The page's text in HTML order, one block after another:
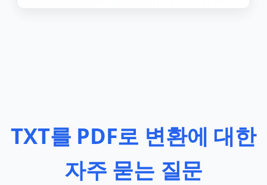
TXT를 PDF로 변환에 대한
자주 묻는 질문